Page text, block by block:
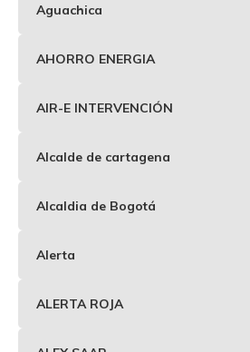
Aguachica
AHORRO ENERGIA
AIR-E INTERVENCIÓN
Alcalde de cartagena
Alcaldia de Bogotá
Alerta
ALERTA ROJA